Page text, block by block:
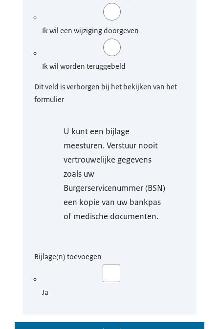
Ik wil een wijziging doorgeven
Ik wil worden teruggebeld
Dit veld is verborgen bij het bekijken van het
formulier
U kunt een bijlage
meesturen. Verstuur nooit
vertrouwelijke gegevens
zoals uw
Burgerservicenummer (BSN)
een kopie van uw bankpas
of medische documenten.
Bijlage(n) toevoegen
Ja